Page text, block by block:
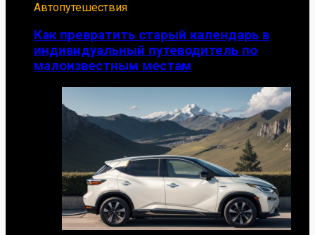
Автопутешествия
Как превратить старый календарь в
индивидуальный путеводитель по
малоизвестным местам